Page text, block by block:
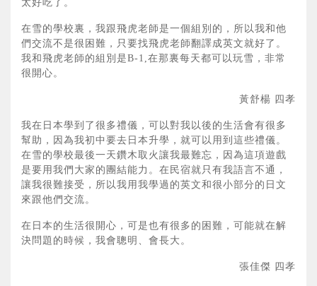
太好吃了。
在雪的學校裏，我跟飛虎老師是一個組別的，所以我和他
們交流不是很困難，只要找飛虎老師翻譯成英文就好了。
我和飛虎老師的組別是B-1,在那裏每天都可以玩雪，非常
很開心。
黃舒楊 四孝
我在日本學到了很多禮儀，可以對我以後的生活會有很多
幫助，因為我初中要去日本升學，就可以用到這些禮儀。
在雪的學校最後一天鑽木取火讓我最難忘，因為這項遊戲
是要用我們大家的團結能力。在民宿就只有我語言不通，
讓我很難接受，所以我用我學過的英文和很小部分的日文
來跟他們交流。
在日本的生活很開心，可是也有很多的困難，可能就在解
決問題的時候，我會聰明、會長大。
張佳傑 四孝